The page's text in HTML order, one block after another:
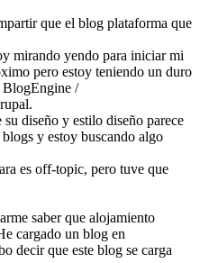
que el blog plataforma que
mirando yendo para iniciar mi
pero estoy teniendo un duro
BlogEngine /
diseño y estilo diseño parece
y estoy buscando algo
es off-topic, pero tuve que
saber que alojamiento
cargado un blog en
decir que este blog se carga